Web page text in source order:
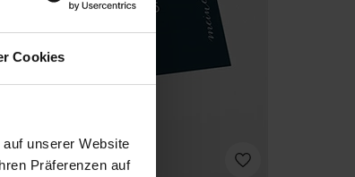
Cookies
unserer Website
Präferenzen auf